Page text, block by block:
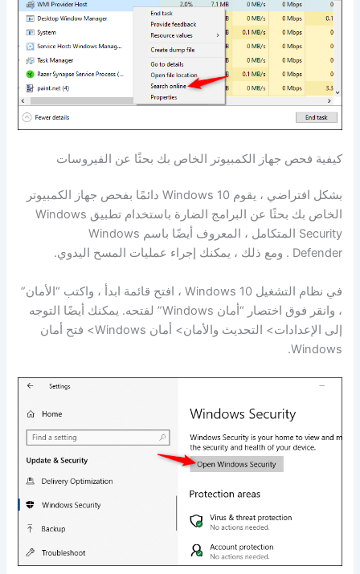
كيفية فحص جهاز الكمبيوتر الخاص بك بحثًا عن الفيروسات
بشكل افتراضي ، يقوم Windows 10 دائمًا بفحص جهاز الكمبيوتر
الخاص بك بحثًا عن البرامج الضارة باستخدام تطبيق Windows
Security المتكامل ، المعروف أيضًا باسم Windows
Defender . ومع ذلك ، يمكنك إجراء عمليات المسح اليدوي.
في نظام التشغيل Windows 10 ، افتح قائمة ابدأ ، واكتب “الأمان”
، وانقر فوق اختصار “أمان Windows” لفتحه. يمكنك أيضًا التوجه
إلى الإعدادات> التحديث والأمان> أمان Windows> فتح أمان
Windows.